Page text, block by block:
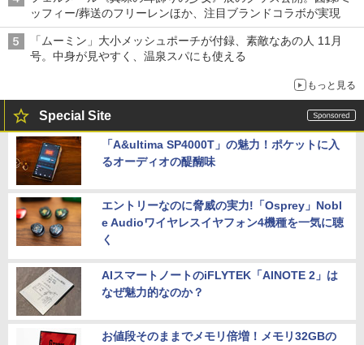
ッフィー/葬送のフリーレンほか、注目ブランドコラボが実現
「ムーミン」大小メッシュポーチが付録、素敵なあの人 11月
号。中身が見やすく、温泉スパにも使える
もっと見る
Special Site
「A&ultima SP4000T」の魅力！ポケットに入
るオーディオの醍醐味
エントリーなのに脅威の実力!「Osprey」Nobl
e Audioワイヤレスイヤフォン4機種を一気に聴
く
AIスマートノートのiFLYTEK「AINOTE 2」は
なぜ魅力的なのか？
お値段そのままでメモリ倍増！メモリ32GBの